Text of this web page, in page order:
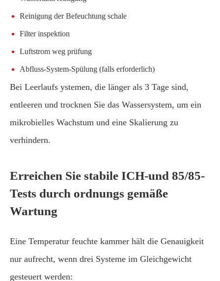
Reinigung der Befeuchtung schale
Filter inspektion
Luftstrom weg prüfung
Abfluss-System-Spülung (falls erforderlich)
Bei Leerlaufs ystemen, die länger als 3 Tage sind,
entleeren und trocknen Sie das Wassersystem, um ein
mikrobielles Wachstum und eine Skalierung zu
verhindern.
Erreichen Sie stabile ICH-und 85/85-
Tests durch ordnungs gemäße
Wartung
Eine Temperatur feuchte kammer hält die Genauigkeit
nur aufrecht, wenn drei Systeme im Gleichgewicht
gesteuert werden: